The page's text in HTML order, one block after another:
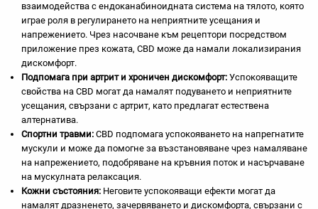
взаимодейства с ендоканабиноидната система на тялото, която
играе роля в регулирането на неприятните усещания и
напрежението. Чрез насочване към рецептори посредством
приложение през кожата, CBD може да намали локализирания
дискомфорт.
Подпомага при артрит и хроничен дискомфорт: Успокояващите
свойства на CBD могат да намалят подуването и неприятните
усещания, свързани с артрит, като предлагат естествена
алтернатива.
Спортни травми: CBD подпомага успокояването на напрегнатите
мускули и може да помогне за възстановяване чрез намаляване
на напрежението, подобряване на кръвния поток и насърчаване
на мускулната релаксация.
Кожни състояния: Неговите успокояващи ефекти могат да
намалят дразненето, зачервяването и дискомфорта, свързани с